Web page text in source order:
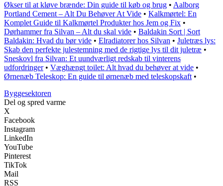
Økser til at kløve brænde: Din guide til køb og brug • Aalborg
Portland Cement – Alt Du Behøver At Vide • Kalkmørtel: En
Komplet Guide til Kalkmørtel Produkter hos Jem og Fix •
Dørhammer fra Silvan – Alt du skal vide • Baldakin Sort | Sort
Baldakin: Hvad du bør vide • Elradiatorer hos Silvan • Juletræs lys:
Skab den perfekte julestemning med de rigtige lys til dit juletræ •
Sneskovl fra Silvan: Et uundværligt redskab til vinterens
udfordringer• Væghængt toilet: Alt hvad du behøver at vide •
Ørnenæb Teleskop: En guide til ørnenæb med teleskopskaft •
Byggesektoren
Del og spred varme
X
Facebook
Instagram
LinkedIn
YouTube
Pinterest
TikTok
Mail
RSS